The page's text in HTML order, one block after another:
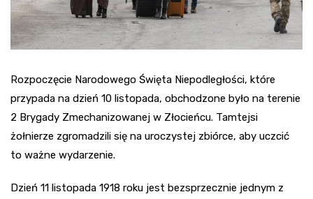
Rozpoczęcie Narodowego Święta Niepodległości, które
przypada na dzień 10 listopada, obchodzone było na terenie
2 Brygady Zmechanizowanej w Złocieńcu. Tamtejsi
żołnierze zgromadzili się na uroczystej zbiórce, aby uczcić
to ważne wydarzenie.
Dzień 11 listopada 1918 roku jest bezsprzecznie jednym z